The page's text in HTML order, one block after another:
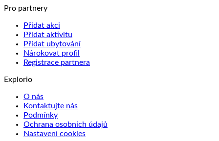
Pro partnery
Přidat akci
Přidat aktivitu
Přidat ubytování
Nárokovat profil
Registrace partnera
Explorio
O nás
Kontaktujte nás
Podmínky
Ochrana osobních údajů
Nastavení cookies